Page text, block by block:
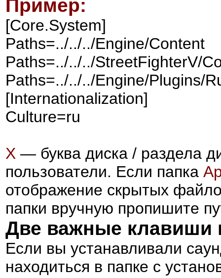
Пример:
[Core.System]
Paths=../../../Engine/Content
Paths=../../../StreetFighterV/
Paths=../../../Engine/Plugins/
[Internationalization]
Culture=ru
X — буква диска / раздела
пользователи. Если папка
отображение скрытых
папки вручную пропишите
Две важные клавиши
Если вы устанавливали
находиться в папке с